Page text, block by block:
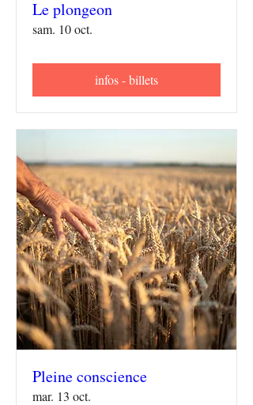
Le plongeon
sam. 10 oct.
infos - billets
Pleine conscience
mar. 13 oct.